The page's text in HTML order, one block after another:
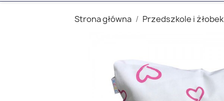
Strona główna Przedszkole i żłobek